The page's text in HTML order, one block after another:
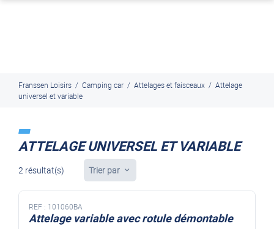
Franssen Loisirs / Camping car / Attelages et faisceaux / Attelage
universel et variable
ATTELAGE UNIVERSEL ET VARIABLE
2 résultat(s) Trier par
REF : 101060BA
Attelage variable avec rotule démontable